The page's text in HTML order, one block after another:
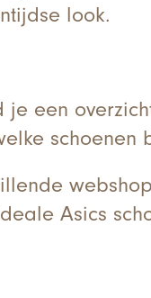
look.
een
schoenen
Asics